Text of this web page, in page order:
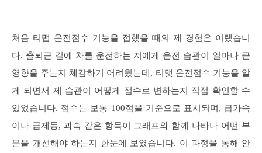
처음 티맵 운전점수 기능을 접했을 때의 제 경험은 이랬습니
다. 출퇴근 길에 차를 운전하는 저에게 운전 습관이 얼마나 큰
영향을 주는지 체감하기 어려웠는데, 티맷 운전점수 기능을 알
게 되면서 제 습관이 어떻게 점수로 변하는지 직접 확인할 수
있었습니다. 점수는 보통 100점을 기준으로 표시되며, 급가속
이나 급제동, 과속 같은 항목이 그래프와 함께 나타나 어떤 부
분을 개선해야 하는지 한눈에 보였습니다. 이 과정을 통해 안